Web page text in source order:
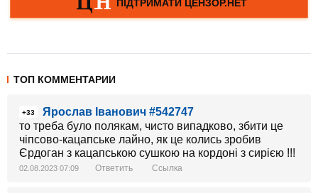
ТОП КОММЕНТАРИИ
+33
Ярослав Іванович #542747
то треба було полякам, чисто випадково, збити це
чіпсово-кацапське лайно, як це колись зробив
Єрдоган з кацапською сушкою на кордоні з сирією !!!
02.08.2023 07:09 Ответить Ссылка